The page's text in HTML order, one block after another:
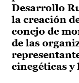
Desarrollo
la creación
conejo de
de las
cinegéticas y